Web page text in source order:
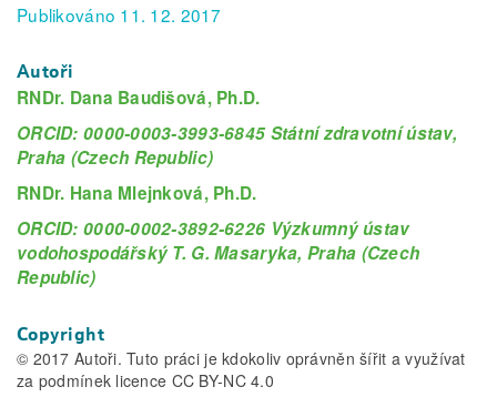
Publikováno 11. 12. 2017
Autoři
RNDr. Dana Baudišová, Ph.D.
ORCID: 0000-0003-3993-6845 Státní zdravotní ústav,
Praha (Czech Republic)
RNDr. Hana Mlejnková, Ph.D.
ORCID: 0000-0002-3892-6226 Výzkumný ústav
vodohospodářský T. G. Masaryka, Praha (Czech
Republic)
Copyright
© 2017 Autoři. Tuto práci je kdokoliv oprávněn šířit a využívat
za podmínek licence CC BY-NC 4.0